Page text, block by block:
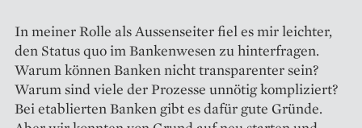
In meiner Rolle als Aussenseiter fiel es mir leichter,
den Status quo im Bankenwesen zu hinterfragen.
Warum können Banken nicht transparenter sein?
Warum sind viele der Prozesse unnötig kompliziert?
Bei etablierten Banken gibt es dafür gute Gründe.